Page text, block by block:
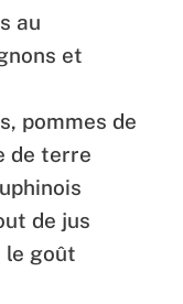
au
et
pommes de
de terre
de jus
le goût